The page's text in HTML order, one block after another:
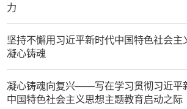
力
坚持不懈用习近平新时代中国特色社会主
凝心铸魂
凝心铸魂向复兴——写在学习贯彻习近平
中国特色社会主义思想主题教育启动之际